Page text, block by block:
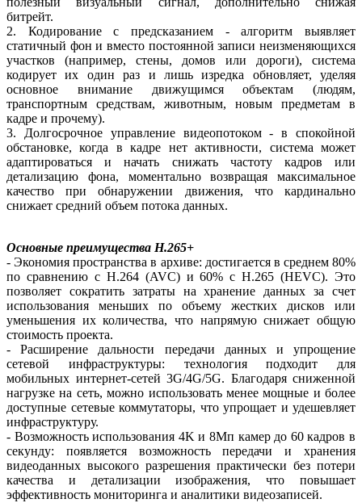
битрейт.
2. Кодирование с предсказанием - алгоритм выявляет
статичный фон и вместо постоянной записи неизменяющихся
участков (например, стены, домов или дороги), система
кодирует их один раз и лишь изредка обновляет, уделяя
основное внимание движущимся объектам (людям,
транспортным средствам, животным, новым предметам в
кадре и прочему).
3. Долгосрочное управление видеопотоком - в спокойной
обстановке, когда в кадре нет активности, система может
адаптироваться и начать снижать частоту кадров или
детализацию фона, моментально возвращая максимальное
качество при обнаружении движения, что кардинально
снижает средний объем потока данных.
Основные преимущества H.265+
- Экономия пространства в архиве: достигается в среднем 80%
по сравнению с H.264 (AVC) и 60% с H.265 (HEVC). Это
позволяет сократить затраты на хранение данных за счет
использования меньших по объему жестких дисков или
уменьшения их количества, что напрямую снижает общую
стоимость проекта.
- Расширение дальности передачи данных и упрощение
сетевой инфраструктуры: технология подходит для
мобильных интернет-сетей 3G/4G/5G. Благодаря сниженной
нагрузке на сеть, можно использовать менее мощные и более
доступные сетевые коммутаторы, что упрощает и удешевляет
инфраструктуру.
- Возможность использования 4K и 8Мп камер до 60 кадров в
секунду: появляется возможность передачи и хранения
видеоданных высокого разрешения практически без потери
качества и детализации изображения, что повышает
эффективность мониторинга и аналитики видеозаписей.